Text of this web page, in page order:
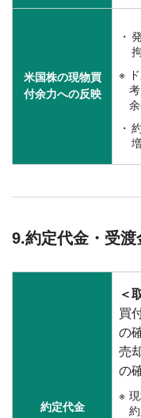
米国株の現物買
付余力への反映
9.約定代金・受渡
約定代金
＜
買
の
売
の